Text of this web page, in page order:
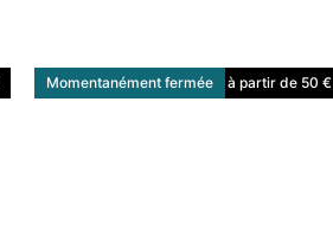
à partir de 50 €
Momentanément fermée